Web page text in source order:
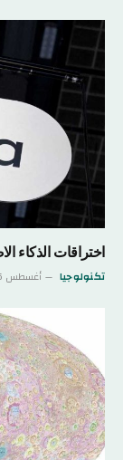
اختراقات الذكاء
تكنولوجيا أغسطس 6, 2026